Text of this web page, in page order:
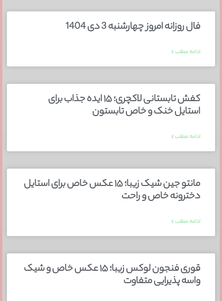
فال روزانه امروز چهارشنبه 3 دی 1404
ادامه مطلب »
کفش تابستانی لاکچری؛ ۱۵ ایده‌ جذاب برای
استایل خنک و خاص تابستون
ادامه مطلب »
مانتو جین شیک زیبا؛ ۱۵ عکس خاص برای استایل
دخترونه خاص و راحت
ادامه مطلب »
قوری فنجون لوکس زیبا؛ ۱۵ عکس خاص و شیک
واسه پذیرایی متفاوت